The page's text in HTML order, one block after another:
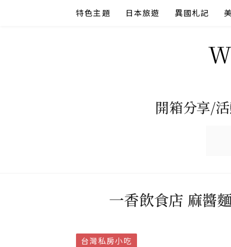
特色主題 日本旅遊 異國札記
開箱分享/
一香飲食店 麻醬
台灣私房小吃